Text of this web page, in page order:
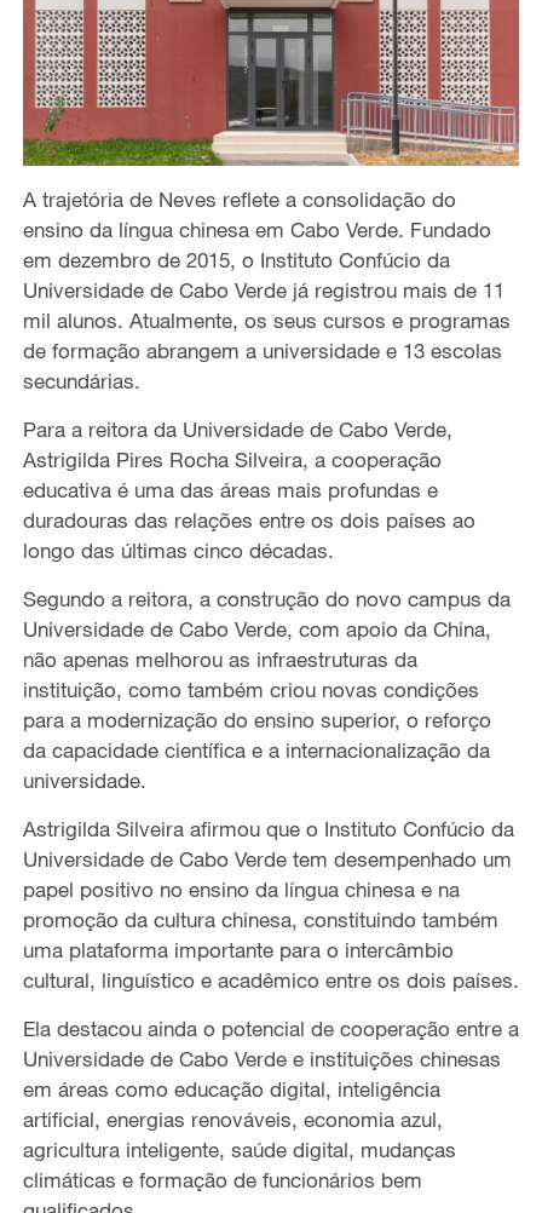
A trajetória de Neves reflete a consolidação do
ensino da língua chinesa em Cabo Verde. Fundado
em dezembro de 2015, o Instituto Confúcio da
Universidade de Cabo Verde já registrou mais de 11
mil alunos. Atualmente, os seus cursos e programas
de formação abrangem a universidade e 13 escolas
secundárias.
Para a reitora da Universidade de Cabo Verde,
Astrigilda Pires Rocha Silveira, a cooperação
educativa é uma das áreas mais profundas e
duradouras das relações entre os dois países ao
longo das últimas cinco décadas.
Segundo a reitora, a construção do novo campus da
Universidade de Cabo Verde, com apoio da China,
não apenas melhorou as infraestruturas da
instituição, como também criou novas condições
para a modernização do ensino superior, o reforço
da capacidade científica e a internacionalização da
universidade.
Astrigilda Silveira afirmou que o Instituto Confúcio da
Universidade de Cabo Verde tem desempenhado um
papel positivo no ensino da língua chinesa e na
promoção da cultura chinesa, constituindo também
uma plataforma importante para o intercâmbio
cultural, linguístico e acadêmico entre os dois países.
Ela destacou ainda o potencial de cooperação entre a
Universidade de Cabo Verde e instituições chinesas
em áreas como educação digital, inteligência
artificial, energias renováveis, economia azul,
agricultura inteligente, saúde digital, mudanças
climáticas e formação de funcionários bem